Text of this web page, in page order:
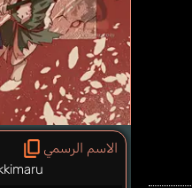
الاسم الرسمي